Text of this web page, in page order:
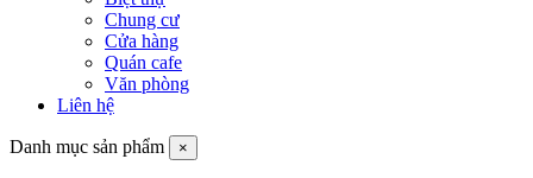
Chung cư
Cửa hàng
Quán cafe
Văn phòng
Liên hệ
Danh mục sản phẩm ×